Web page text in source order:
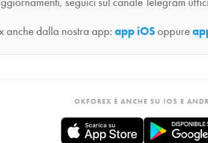
anche dalla nostra app: app iOSoppure
OKFOREX È ANCHE SU IOS E